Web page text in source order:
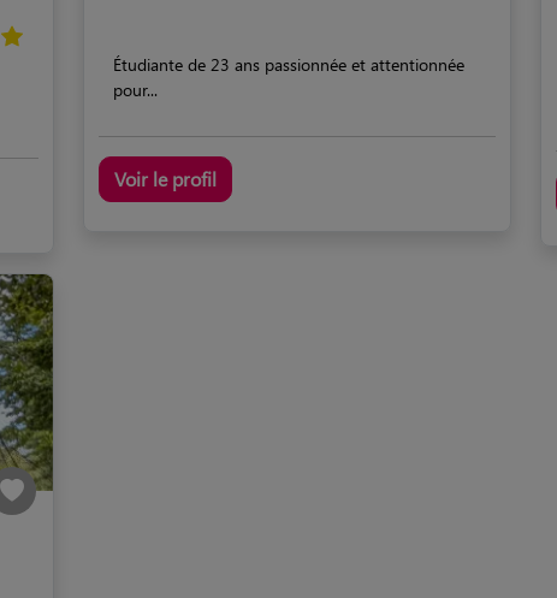
Étudiante de 23 ans passionnée et attentionnée
pour...
Voir le profil